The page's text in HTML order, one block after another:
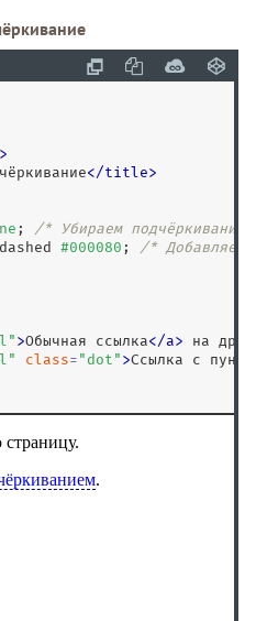
>
</title>
; /* Убираем
#000080 ; /* Добавляем
" >Обычная ссылка</a> на
" class= "dot " >Ссылка с